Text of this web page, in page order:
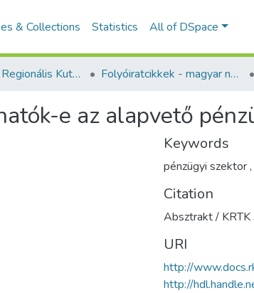
& Collections Statistics All of DSpace
ELTE KRTK Regionális Kutatások Intézete Folyóiratcikkek - magyar nyelvű (RKI)
e az alapvető
Keywords
pénzügyi szektor,
Citation
Absztrakt /
URI
http://
http://